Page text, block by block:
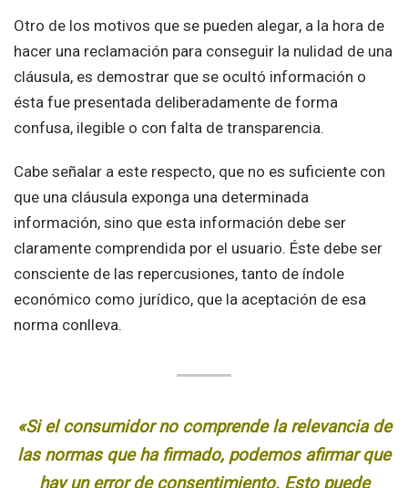
Otro de los motivos que se pueden alegar, a la hora de
hacer una reclamación para conseguir la nulidad de una
cláusula, es demostrar que se ocultó información o
ésta fue presentada deliberadamente de forma
confusa, ilegible o con falta de transparencia.
Cabe señalar a este respecto, que no es suficiente con
que una cláusula exponga una determinada
información, sino que esta información debe ser
claramente comprendida por el usuario. Éste debe ser
consciente de las repercusiones, tanto de índole
económico como jurídico, que la aceptación de esa
norma conlleva.
«Si el consumidor no comprende la relevancia de
las normas que ha firmado, podemos afirmar que
hay un error de consentimiento. Esto puede